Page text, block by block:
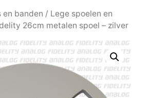
en banden / Lege spoelen en
26cm metalen spoel – zilver